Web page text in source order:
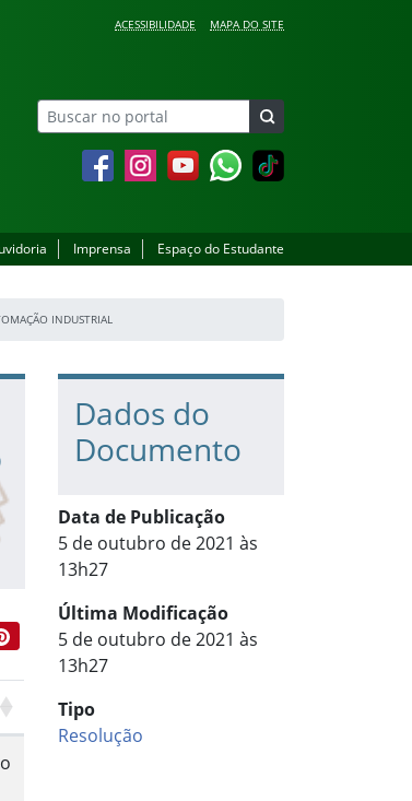
ACESSIBILIDADE MAPA DO SITE
FacebookInstagramYouTubeWhatsapp
Imprensa Espaço do Estudante
INDUSTRIAL
Pinterest
Dados do
Documento
Data de Publicação
5 de outubro de 2021 às
13h27
Última Modificação
5 de outubro de 2021 às
13h27
Tipo
Resolução